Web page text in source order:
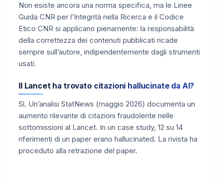
Non esiste ancora una norma specifica, ma le Linee
Guida CNR per l’Integrità nella Ricerca e il Codice
Etico CNR si applicano pienamente: la responsabilità
della correttezza dei contenuti pubblicati ricade
sempre sull’autore, indipendentemente dagli strumenti
usati.
Il Lancet ha trovato citazioni hallucinate da AI?
Sì. Un’analisi StatNews (maggio 2026) documenta un
aumento rilevante di citazioni fraudolente nelle
sottomissioni al Lancet. In un case study, 12 su 14
riferimenti di un paper erano hallucinated. La rivista ha
proceduto alla retrazione del paper.